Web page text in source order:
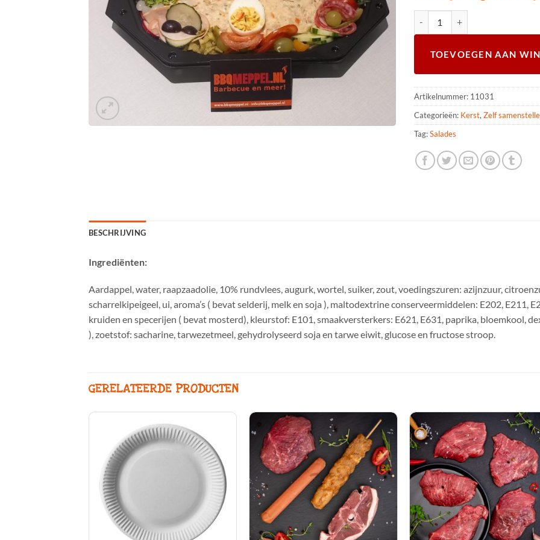
TOEVOEGEN AAN
Artikelnummer: 11031
Categorieën: Kerst, Zelf
Tag:Salades
BESCHRIJVING
Ingrediënten:
Aardappel, water, raapzaadolie, 10% rundvlees, augurk, wortel, suiker, zout, voedingszuren: azijnzuur,
scharrelkipeigeel, ui, aroma’s ( bevat selderij, melk en soja ), maltodextrine conserveermiddelen: E202, E211,
kruiden en specerijen ( bevat mosterd), kleurstof: E101, smaakversterkers: E621, E631, paprika, bloemkool,
), zoetstof: sacharine, tarwezetmeel, gehydrolyseerd soja en tarwe eiwit, glucose en fructose stroop.
GERELATEERDE PRODUCTEN